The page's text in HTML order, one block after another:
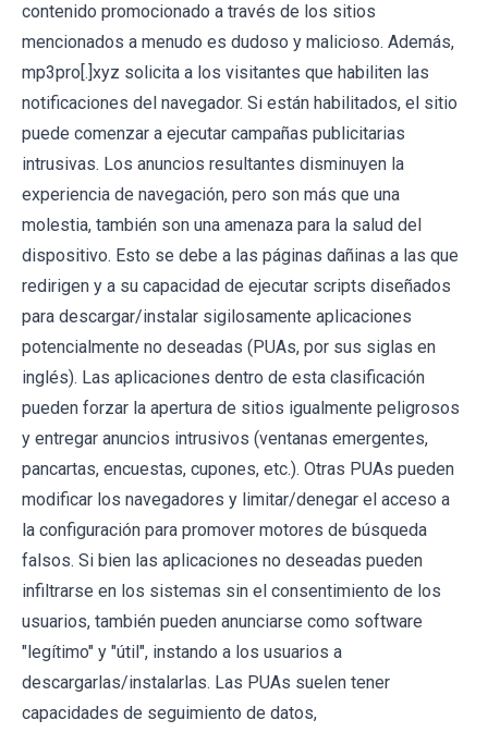
contenido promocionado a través de los sitios
mencionados a menudo es dudoso y malicioso. Además,
mp3pro[.]xyz solicita a los visitantes que habiliten las
notificaciones del navegador. Si están habilitados, el sitio
puede comenzar a ejecutar campañas publicitarias
intrusivas. Los anuncios resultantes disminuyen la
experiencia de navegación, pero son más que una
molestia, también son una amenaza para la salud del
dispositivo. Esto se debe a las páginas dañinas a las que
redirigen y a su capacidad de ejecutar scripts diseñados
para descargar/instalar sigilosamente aplicaciones
potencialmente no deseadas (PUAs, por sus siglas en
inglés). Las aplicaciones dentro de esta clasificación
pueden forzar la apertura de sitios igualmente peligrosos
y entregar anuncios intrusivos (ventanas emergentes,
pancartas, encuestas, cupones, etc.). Otras PUAs pueden
modificar los navegadores y limitar/denegar el acceso a
la configuración para promover motores de búsqueda
falsos. Si bien las aplicaciones no deseadas pueden
infiltrarse en los sistemas sin el consentimiento de los
usuarios, también pueden anunciarse como software
"legítimo" y "útil", instando a los usuarios a
descargarlas/instalarlas. Las PUAs suelen tener
capacidades de seguimiento de datos,